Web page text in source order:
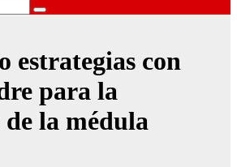
estrategias con
para la
la médula